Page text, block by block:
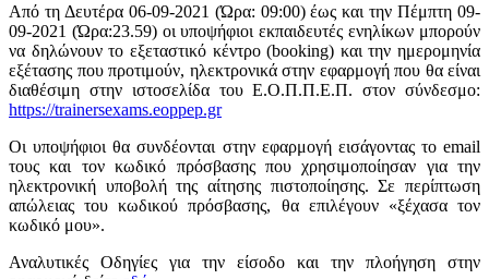
Από τη Δευτέρα 06-09-2021 (Ώρα: 09:00) έως και την Πέμπτη 09-
09-2021 (Ώρα:23.59) οι υποψήφιοι εκπαιδευτές ενηλίκων μπορούν
να δηλώνουν το εξεταστικό κέντρο (booking) και την ημερομηνία
εξέτασης που προτιμούν, ηλεκτρονικά στην εφαρμογή που θα είναι
διαθέσιμη στην ιστοσελίδα του Ε.Ο.Π.Π.Ε.Π. στον σύνδεσμο:
https://trainersexams.eoppep.gr
Οι υποψήφιοι θα συνδέονται στην εφαρμογή εισάγοντας το email
τους και τον κωδικό πρόσβασης που χρησιμοποίησαν για την
ηλεκτρονική υποβολή της αίτησης πιστοποίησης. Σε περίπτωση
απώλειας του κωδικού πρόσβασης, θα επιλέγουν «ξέχασα τον
κωδικό μου».
Αναλυτικές Οδηγίες για την είσοδο και την πλοήγηση στην